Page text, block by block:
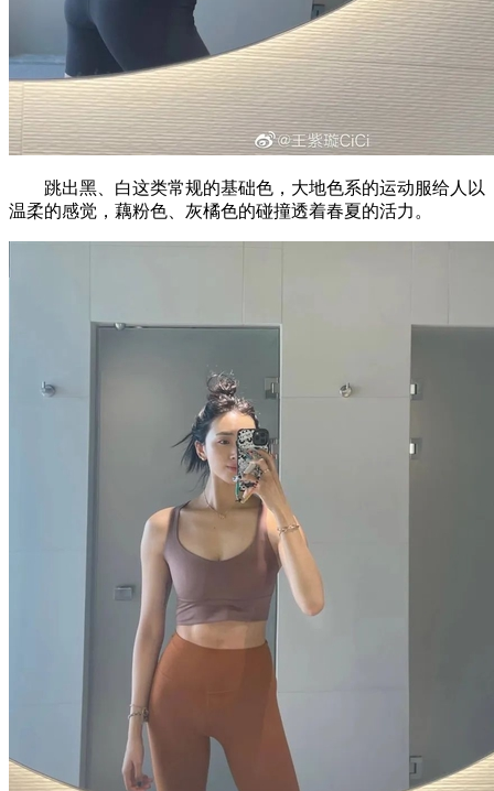
跳出黑、白这类常规的基础色，大地色系的运动服给人以
温柔的感觉，藕粉色、灰橘色的碰撞透着春夏的活力。